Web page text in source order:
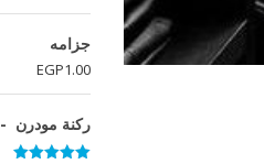
جزامه
EGP1.00
ركنة مودرن - S106